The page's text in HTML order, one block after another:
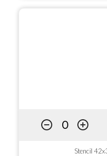
Stencil